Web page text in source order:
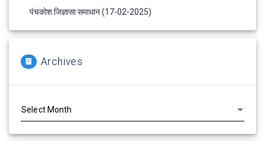
पंचकोश जिज्ञासा समाधान (17-02-2025)
Archives